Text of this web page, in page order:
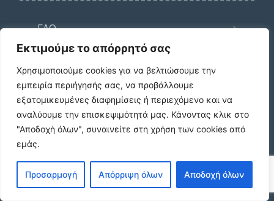
Εκτιμούμε το απόρρητό σας
Χρησιμοποιούμε cookies για να βελτιώσουμε την
εμπειρία περιήγησής σας, να προβάλλουμε
εξατομικευμένες διαφημίσεις ή περιεχόμενο και να
αναλύουμε την επισκεψιμότητά μας. Κάνοντας κλικ στο
"Αποδοχή όλων", συναινείτε στη χρήση των cookies από
εμάς.
Προσαρμογή Απόρριψη όλων Αποδοχή όλων
FAQ
Blog
Κατηγορίες
Κατοικία